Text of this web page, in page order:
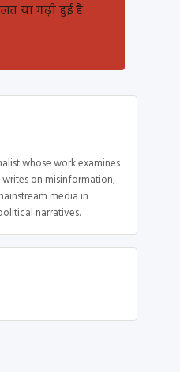
या गढ़ी हुई है.
whose work examines
on misinformation,
media in
narratives.